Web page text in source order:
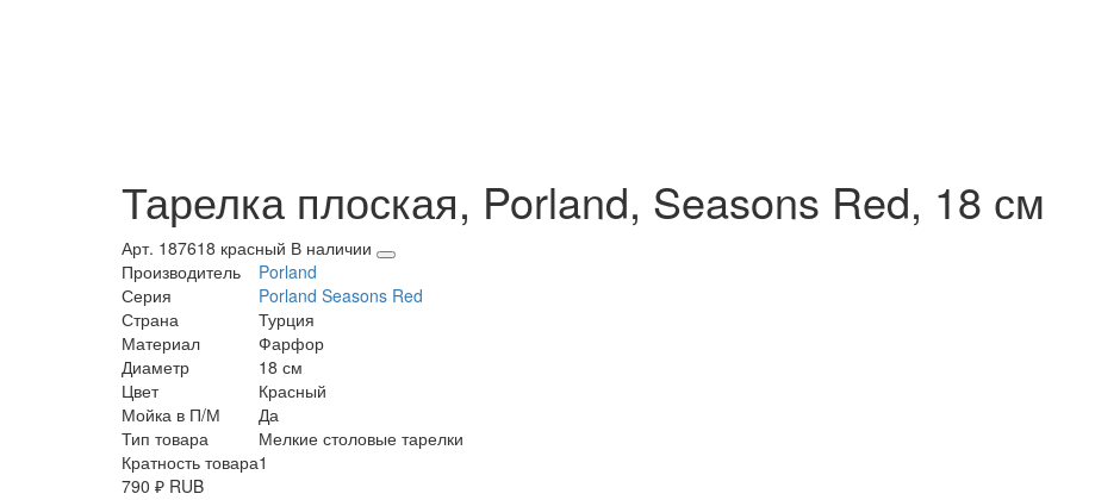
Тарелка плоская, Porland, Seasons Red, 18 см
Арт. 187618 красный В наличии
Производитель
Porland
Серия
Porland Seasons Red
Страна
Турция
Материал
Фарфор
Диаметр
18 см
Цвет
Красный
Мойка в П/М
Да
Тип товара
Мелкие столовые тарелки
Кратность товара1
790 ₽ RUB